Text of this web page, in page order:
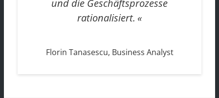
und die Geschäftsprozesse
rationalisiert.
Florin Tanasescu, Business Analyst